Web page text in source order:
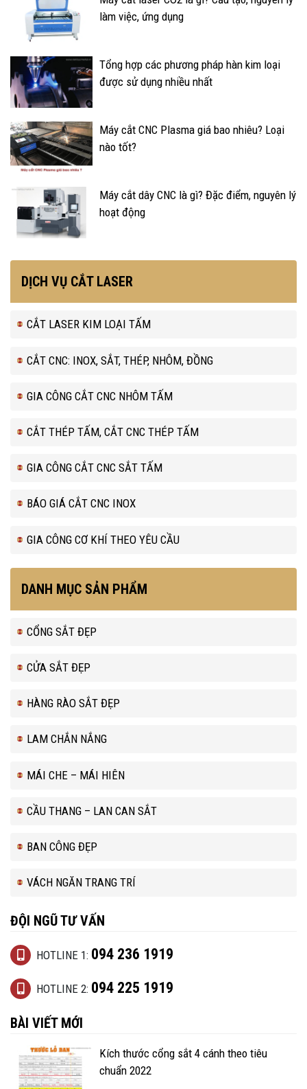
làm việc, ứng dụng
Tổng hợp các phương pháp hàn kim loại
được sử dụng nhiều nhất
Máy cắt CNC Plasma giá bao nhiêu? Loại
nào tốt?
Máy cắt dây CNC là gì? Đặc điểm, nguyên lý
hoạt động
DỊCH VỤ CẮT LASER
CẮT LASER KIM LOẠI TẤM
CẮT CNC: INOX, SẮT, THÉP, NHÔM, ĐỒNG
GIA CÔNG CẮT CNC NHÔM TẤM
CẮT THÉP TẤM, CẮT CNC THÉP TẤM
GIA CÔNG CẮT CNC SẮT TẤM
BÁO GIÁ CẮT CNC INOX
GIA CÔNG CƠ KHÍ THEO YÊU CẦU
DANH MỤC SẢN PHẨM
CỔNG SẮT ĐẸP
CỬA SẮT ĐẸP
HÀNG RÀO SẮT ĐẸP
LAM CHẮN NẮNG
MÁI CHE – MÁI HIÊN
CẦU THANG – LAN CAN SẮT
BAN CÔNG ĐẸP
VÁCH NGĂN TRANG TRÍ
ĐỘI NGŨ TƯ VẤN
HOTLINE 1: 094 236 1919
HOTLINE 2: 094 225 1919
BÀI VIẾT MỚI
Kích thước cổng sắt 4 cánh theo tiêu
chuẩn 2022